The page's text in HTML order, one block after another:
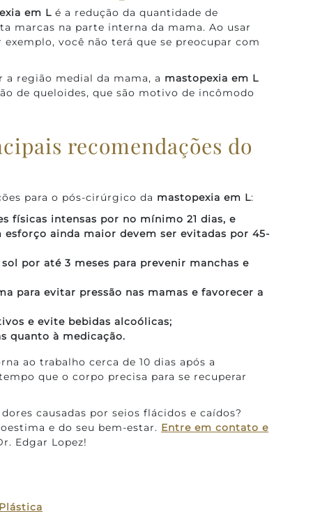
em L é a redução da quantidade de
marcas na parte interna da mama. Ao usar
você não terá que se preocupar com
região medial da mama, a mastopexia em L
de queloides, que são motivo de incômodo
recomendações do
para o pós-cirúrgico da mastopexia em L:
físicas intensas por no mínimo 21 dias, e
esforço ainda maior devem ser evitadas por 45-
por até 3 meses para prevenir manchas e
para evitar pressão nas mamas e favorecer a
e evite bebidas alcoólicas;
quanto à medicação.
ao trabalho cerca de 10 dias após a
que o corpo precisa para se recuperar
causadas por seios flácidos e caídos?
e do seu bem-estar. Entre em contato e
Edgar Lopez!